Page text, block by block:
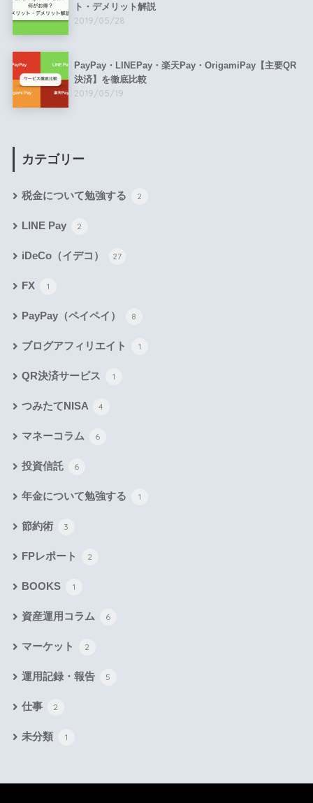
ト・デメリット解説
2019/05/28
PayPay・LINEPay・楽天Pay・OrigamiPay【主要QR
決済】を徹底比較
2019/05/19
カテゴリー
税金について勉強する 2
LINE Pay 2
iDeCo（イデコ） 27
FX 1
PayPay（ペイペイ） 8
ブログアフィリエイト 1
QR決済サービス 1
つみたてNISA 4
マネーコラム 6
投資信託 6
年金について勉強する 1
節約術 3
FPレポート 2
BOOKS 1
資産運用コラム 6
マーケット 2
運用記録・報告 5
仕事 2
未分類 1